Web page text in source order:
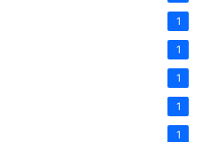
1
1
1
1
1